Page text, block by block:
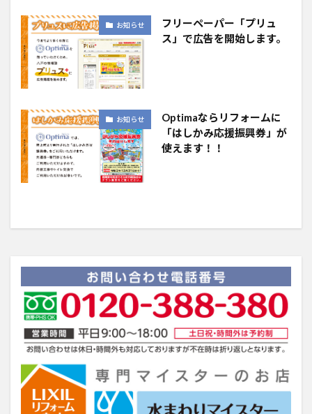
お知らせ
フリーペーパー「プリュ
ス」で広告を開始します。
お知らせ
Optimaならリフォームに
「はしかみ応援振興券」が
使えます！！